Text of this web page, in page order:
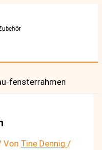
fensterrahmen
Von Tine Dennig/